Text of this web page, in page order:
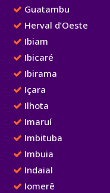
Guatambu
Herval d’Oeste
Ibiam
Ibicaré
Ibirama
Içara
Ilhota
Imaruí
Imbituba
Imbuia
Indaial
Iomerê